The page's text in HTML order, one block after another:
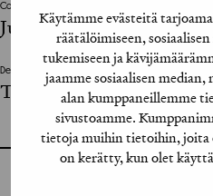
Käytämme evästeitä
räätälöimiseen,
tukemiseen ja
jaamme sosiaalisen
alan kumppaneillemme
sivustoamme.
tietoja muihin tietoihin, joita
on kerätty, kun olet
Copywriter
Jusa Valtonen
Designer
Tiina Valve